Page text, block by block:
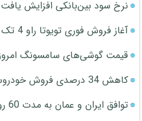
نرخ سود بین‌بانکی افزایش یافت
آغاز فروش فوری تویوتا راو 4 تک دیفرانسیل 2025
قیمت گوشی‌های سامسونگ امروز شنبه 17
کاهش 34 درصدی فروش خودروسازان داخلی در 4 ماه
توافق ایران و عمان به مدت 60 روز محدود خواهد بود